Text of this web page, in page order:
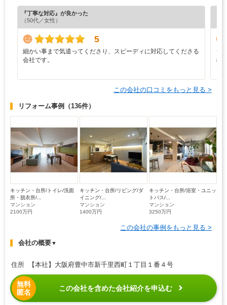
『丁寧な対応』が良かった
（50代／女性）
5
細かい事まで気遣ってくださり、スピーディに対応してくださる
会社です。
シ
な
この会社の口コミをもっと見る >
リフォーム事例 （136件）
キッチン・台所/トイレ/洗面
所・脱衣所/...
マンション
2100万円
キッチン・台所/リビング/ダ
イニング/...
マンション
1400万円
キッチン・台所/浴室・ユニッ
トバス/...
マンション
3250万円
この会社の事例をもっと見る >
会社の概要▼
住所 【本社】大阪府豊中市新千里西町１丁目１番４号
無料
匿名
この会社を含めた会社紹介を申込む